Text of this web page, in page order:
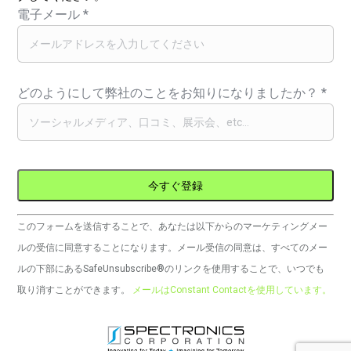
電子メール*
どのようにして弊社のことをお知りになりましたか？*
コ
ン
ス
タ
このフォームを送信することで、あなたは以下からのマーケティングメー
ルの受信に同意することになります。メール受信の同意は、すべてのメー
ルの下部にあるSafeUnsubscribe®のリンクを使用することで、いつでも
取り消すことができます。
メールはConstant Contactを使用しています。